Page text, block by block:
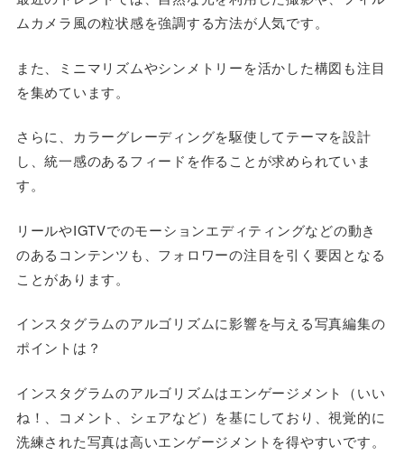
ムカメラ風の粒状感を強調する方法が人気です。
また、ミニマリズムやシンメトリーを活かした構図も注目
を集めています。
さらに、カラーグレーディングを駆使してテーマを設計
し、統一感のあるフィードを作ることが求められていま
す。
リールやIGTVでのモーションエディティングなどの動き
のあるコンテンツも、フォロワーの注目を引く要因となる
ことがあります。
インスタグラムのアルゴリズムに影響を与える写真編集の
ポイントは？
インスタグラムのアルゴリズムはエンゲージメント（いい
ね！、コメント、シェアなど）を基にしており、視覚的に
洗練された写真は高いエンゲージメントを得やすいです。